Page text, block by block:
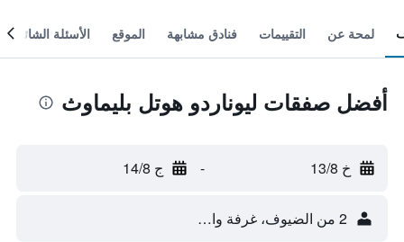
لمحة عن التقييمات فنادق مشابهة الموقع الأسئلة الشائعة
أفضل صفقات ليوناردو هوتل بليماوث
خ 13/8 - ج 14/8
2 من الضيوف، غرفة واحدة